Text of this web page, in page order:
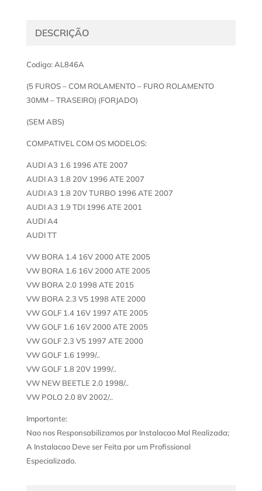
DESCRIÇÃO
Codigo: AL846A
(5 FUROS – COM ROLAMENTO – FURO ROLAMENTO
30MM – TRASEIRO) (FORJADO)
(SEM ABS)
COMPATIVEL COM OS MODELOS:
AUDI A3 1.6 1996 ATE 2007
AUDI A3 1.8 20V 1996 ATE 2007
AUDI A3 1.8 20V TURBO 1996 ATE 2007
AUDI A3 1.9 TDI 1996 ATE 2001
AUDI A4
AUDI TT
VW BORA 1.4 16V 2000 ATE 2005
VW BORA 1.6 16V 2000 ATE 2005
VW BORA 2.0 1998 ATE 2015
VW BORA 2.3 V5 1998 ATE 2000
VW GOLF 1.4 16V 1997 ATE 2005
VW GOLF 1.6 16V 2000 ATE 2005
VW GOLF 2.3 V5 1997 ATE 2000
VW GOLF 1.6 1999/..
VW GOLF 1.8 20V 1999/..
VW NEW BEETLE 2.0 1998/..
VW POLO 2.0 8V 2002/..
Importante:
Nao nos Responsabilizamos por Instalacao Mal Realizada;
A Instalacao Deve ser Feita por um Profissional
Especializado.